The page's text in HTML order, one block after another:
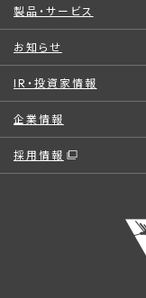
製品・サービス
お知らせ
IR・投資家情報
企業情報
採用情報